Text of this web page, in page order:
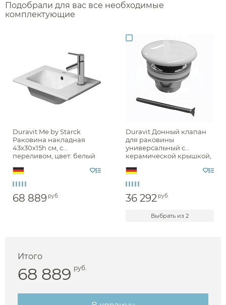
Аксессуары
Подобрали для вас все необходимые
комплектующие
Duravit Me by Starck
Раковина накладная
43x30x15h см, с
переливом, цвет: белый
68 889 руб.
Duravit Донный клапан
для раковины
универсальный с
керамической крышкой,
0050750000
36 292 руб.
Выбрать из 2
Итого
68 889 руб.